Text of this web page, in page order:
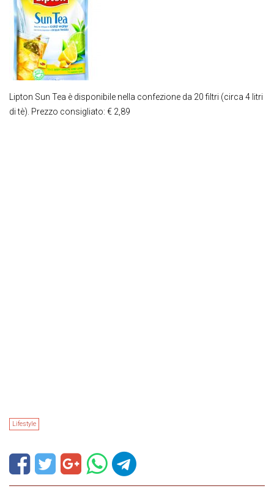
Lipton Sun Tea è disponibile nella confezione da 20 filtri (circa 4 litri
di tè). Prezzo consigliato: € 2,89
Lifestyle